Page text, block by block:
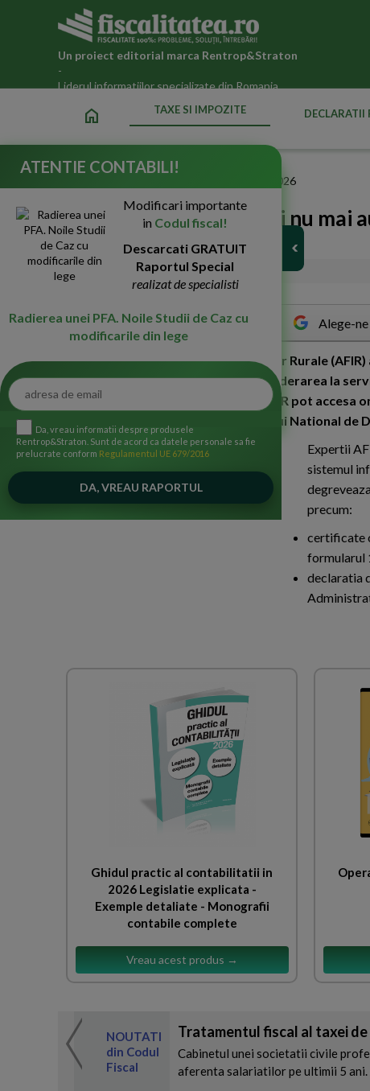
Un proiect editorial marca Rentrop&Straton
-
Liderul informatiilor specializate din Romania
home TAXE SI IMPOZITE DECLARATII
Taxe si impozite datorate statului in 2026
PNDR 2020: Beneficiarii nu mai
cererilor de finantare!
10-Mar-2020 2745
Alege-
Agentia pentru Finantarea Investitiilor Rurale
Administrare Fiscala (ANAF) pentru aderarea la
remis luni - 9 martie 2020, expertii AFIR pot
finantate prin intermediul Programului National de
Expertii
sistemul
precum:
certificate
formularul
declaratia
Ghidul practic al contabilitatii in
2026 Legislatie explicata -
Exemple detaliate - Monografii
contabile complete
Vreau acest produs →
NOUTATI
din Codul
Fiscal
Tratamentul fiscal al taxei
Cabinetul unei societatii civile
aferenta salariatilor pe ultimii 5
ATENTIE CONTABILI!
Modificari importante
in Codul fiscal!
Descarcati GRATUIT
Raportul Special
realizat de specialisti
Radierea unei PFA. Noile Studii de Caz cu
modificarile din lege
Da, vreau informatii despre produsele
Rentrop&Straton. Sunt de acord ca datele personale sa fie
prelucrate conform Regulamentul UE 679/2016